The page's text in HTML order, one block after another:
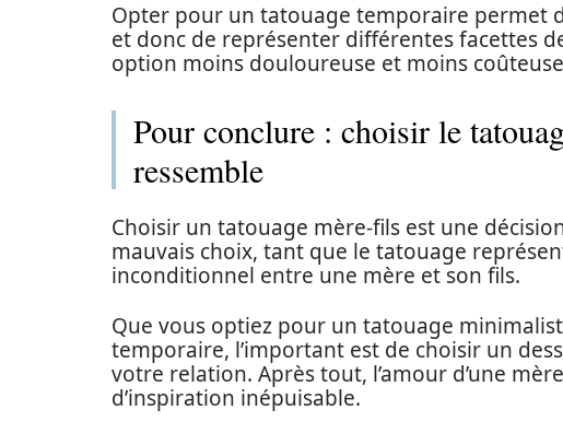
Opter pour un tatouage temporaire permet
et donc de représenter différentes facettes
option moins douloureuse et moins
Pour conclure : choisir le
ressemble
Choisir un tatouage mère-fils est une
mauvais choix, tant que le tatouage
inconditionnel entre une mère et son fils.
Que vous optiez pour un tatouage
temporaire, l’important est de choisir un
votre relation. Après tout, l’amour d’une
d’inspiration inépuisable.